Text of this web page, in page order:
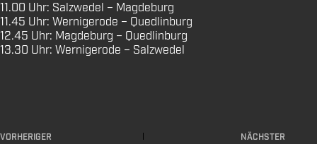
11.00 Uhr: Salzwedel – Magdeburg
11.45 Uhr: Wernigerode – Quedlinburg
12.45 Uhr: Magdeburg – Quedlinburg
13.30 Uhr: Wernigerode – Salzwedel
VORHERIGER NÄCHSTER